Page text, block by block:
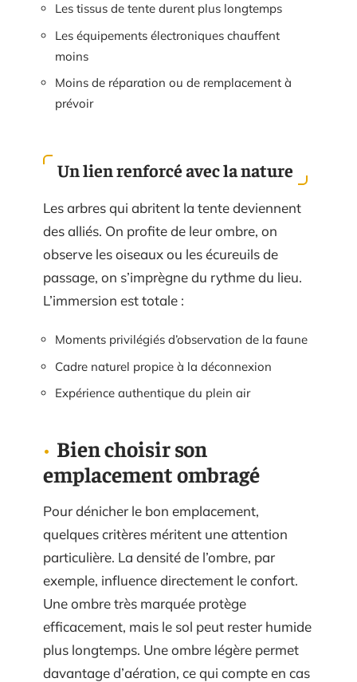
Les tissus de tente durent plus longtemps
Les équipements électroniques chauffent
moins
Moins de réparation ou de remplacement à
prévoir
Un lien renforcé avec la nature
Les arbres qui abritent la tente deviennent
des alliés. On profite de leur ombre, on
observe les oiseaux ou les écureuils de
passage, on s’imprègne du rythme du lieu.
L’immersion est totale :
Moments privilégiés d’observation de la faune
Cadre naturel propice à la déconnexion
Expérience authentique du plein air
Bien choisir son
emplacement ombragé
Pour dénicher le bon emplacement,
quelques critères méritent une attention
particulière. La densité de l’ombre, par
exemple, influence directement le confort.
Une ombre très marquée protège
efficacement, mais le sol peut rester humide
plus longtemps. Une ombre légère permet
davantage d’aération, ce qui compte en cas